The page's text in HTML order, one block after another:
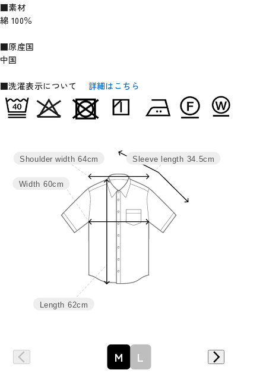
■素材
綿 100％
■原産国
中国
■洗濯表示について 詳細はこちら
Sleeve length 34.5cm
Length 62cm
Width 60cm
Shoulder width 64cm
M L